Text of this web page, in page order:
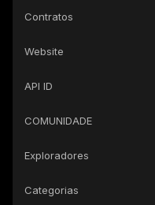
Contratos
Website
API ID
COMUNIDADE
Exploradores
Categorias